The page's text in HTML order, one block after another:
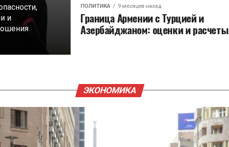
и
ПОЛИТИКА 9 месяцев назад
Граница Армении с Турцией и
Азербайджаном: оценки и расчеты
ЭКОНОМИКА